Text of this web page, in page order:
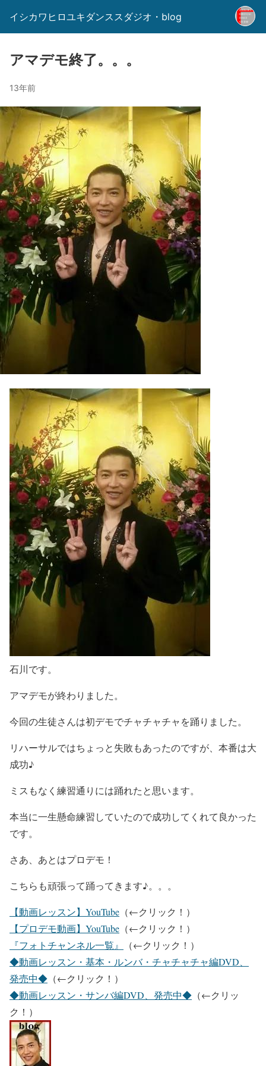
イシカワヒロユキダンススダジオ・blog
アマデモ終了。。。
13年前
石川です。
アマデモが終わりました。
今回の生徒さんは初デモでチャチャチャを踊りました。
リハーサルではちょっと失敗もあったのですが、本番は大
成功♪
ミスもなく練習通りには踊れたと思います。
本当に一生懸命練習していたので成功してくれて良かった
です。
さあ、あとはプロデモ！
こちらも頑張って踊ってきます♪。。。
【動画レッスン】YouTube （←クリック！）
【プロデモ動画】YouTube （←クリック！）
『フォトチャンネル一覧』
（←クリック！）
◆動画レッスン・基本・ルンバ・チャチャチャ編DVD、
発売中◆ （←クリック！）
◆動画レッスン・サンバ編DVD、発売中◆ （←クリッ
ク！）